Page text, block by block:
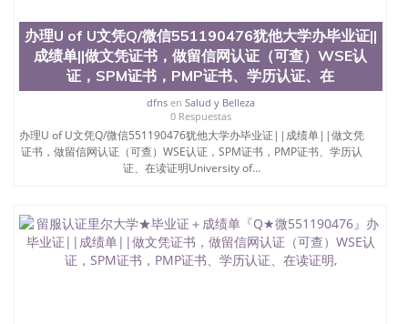
机会。许多硅谷公司甚至在学生大三和大四的学期提
供许多相应科系的实习机会。无论是加州大学系统
(UC)，还是加州州立大学系统(CSU), 圣何塞州立大学
都占据着加州所有大学中的地理位置。 圣何塞州立大
学座落于硅谷(Silicon Valley), 于附近的旧金山-圣何塞
地区为全美的重要科技中心。约有学生三万人，超过
134种学士学科和65个硕士学科，并有来自世界60余
国的学生来此就读。其有名的科系如计算机科学，电
子工程学，工商管理学，艺术设计，和航空学等，深
二、办理流程： 1、收集客户办理信息； 2、客户付
定金下单； 3、公司确认到账转制作点做电子图；
4、电子图做好发给客户确认； 5、电子图确认好转成
品部做成品； 6、成品做好拍照或者视频确认再付余
办理U of U文凭Q/微信551190476犹他大学办毕业证||
成绩单||做文凭证书，做留信网认证（可查）WSE认
证，SPM证书，PMP证书、学历认证、在
dfnsen Salud y Belleza
0 Respuestas
办理U of U文凭Q/微信551190476犹他大学办毕业证||成绩单||做文凭
证书，做留信网认证（可查）WSE认证，SPM证书，PMP证书、学历认
证、在读证明University of...